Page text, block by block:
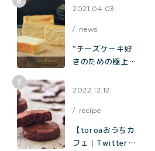
題】烏龍茶がしっ
感たっぷり「烏龍
茶ラテ」
2021.04.03
news
“チーズケーキ好
きのための極上チ
ろ生チーズケー
2022.12.12
recipe
【toroaおうちカ
フェ｜Twitterで